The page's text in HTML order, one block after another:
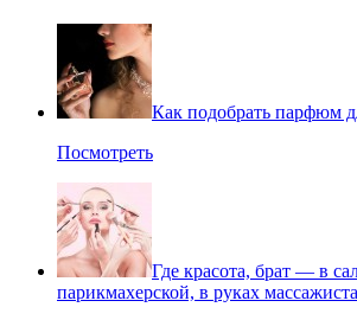
Как подобрать парфюм
Посмотреть
Где красота, брат — в
парикмахерской, в руках